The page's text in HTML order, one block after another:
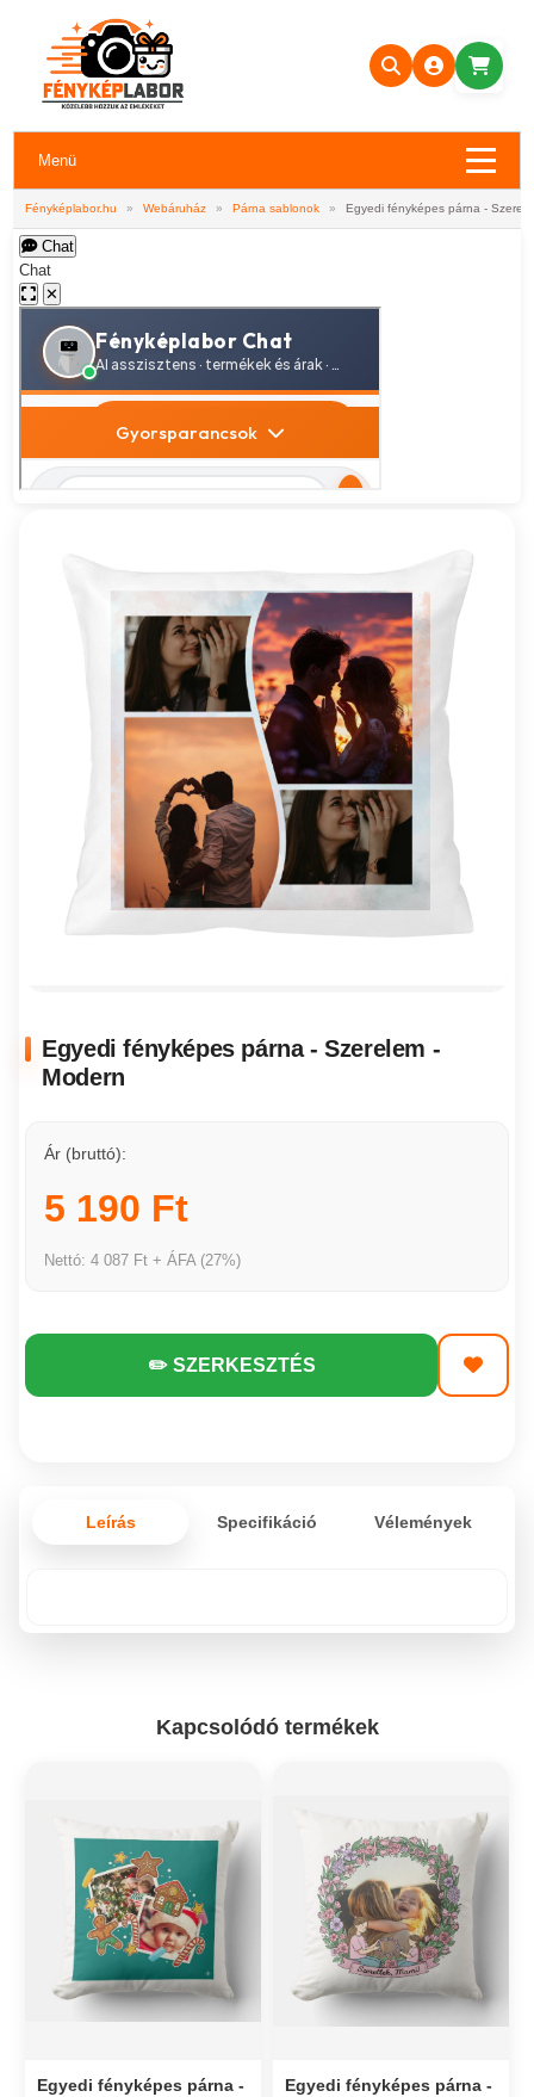
Menü
Fényképlabor.hu » Webáruház » Párna sablonok » Egyedi fényképes párna -
Chat
Chat
✕
Egyedi fényképes párna - Szerelem -
Modern
Ár (bruttó):
5 190 Ft
Nettó: 4 087 Ft + ÁFA (27%)
✏️ SZERKESZTÉS
Leírás Specifikáció Vélemények
Kapcsolódó termékek
Egyedi fényképes párna -
Egyedi fényképes párna -